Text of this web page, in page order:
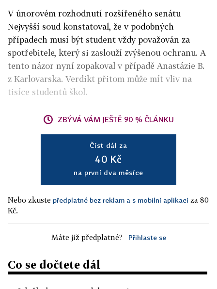
V únorovém rozhodnutí rozšířeného senátu
Nejvyšší soud konstatoval, že v podobných
případech musí být student vždy považován za
spotřebitele, který si zaslouží zvýšenou ochranu. A
tento názor nyní zopakoval v případě Anastázie B.
z Karlovarska. Verdikt přitom může mít vliv na
tisíce studentů škol.
ZBÝVÁ VÁM JEŠTĚ 90 % ČLÁNKU
Číst dál za
40 Kč
na první dva měsíce
Nebo zkuste předplatné bez reklam a s mobilní aplikací za 80
Kč.
Máte již předplatné? Přihlaste se
Co se dočtete dál